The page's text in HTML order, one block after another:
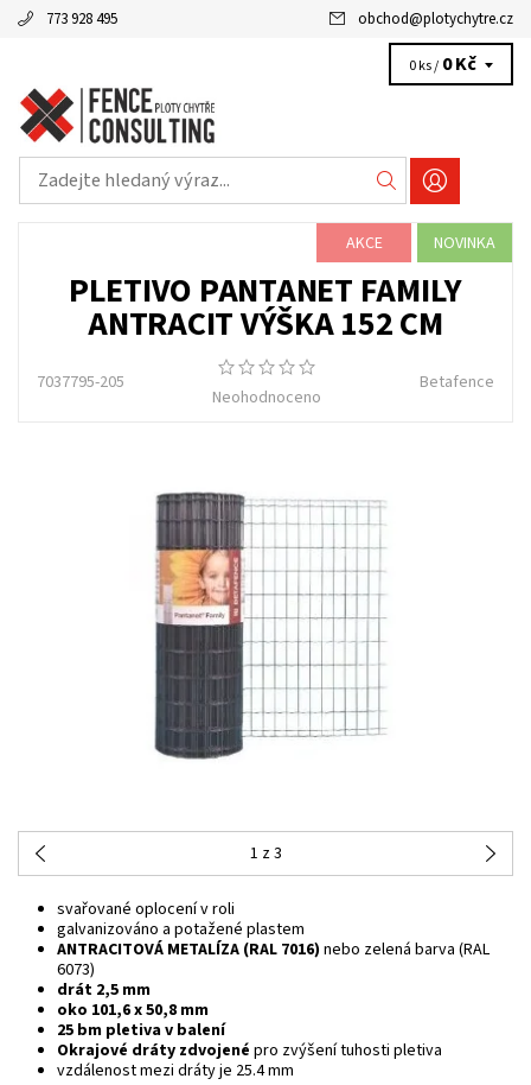
773 928 495 obchod@plotychytre.cz
0 ks / 0 Kč
AKCE NOVINKA
PLETIVO PANTANET FAMILY
ANTRACIT VÝŠKA 152 CM
7037795-205
Neohodnoceno
Betafence
1 z 3
svařované oplocení v roli
galvanizováno a potažené plastem
ANTRACITOVÁ METALÍZA (RAL 7016) nebo zelená barva (RAL
6073)
drát 2,5 mm
oko 101,6 x 50,8 mm
25 bm pletiva v balení
Okrajové dráty zdvojené pro zvýšení tuhosti pletiva
vzdálenost mezi dráty je 25.4 mm